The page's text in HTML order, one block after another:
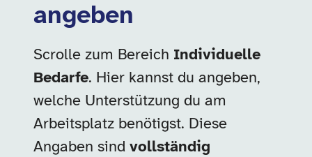
angeben
Scrolle zum Bereich Individuelle
Bedarfe. Hier kannst du angeben,
welche Unterstützung du am
Arbeitsplatz benötigst. Diese
Angaben sind vollständig